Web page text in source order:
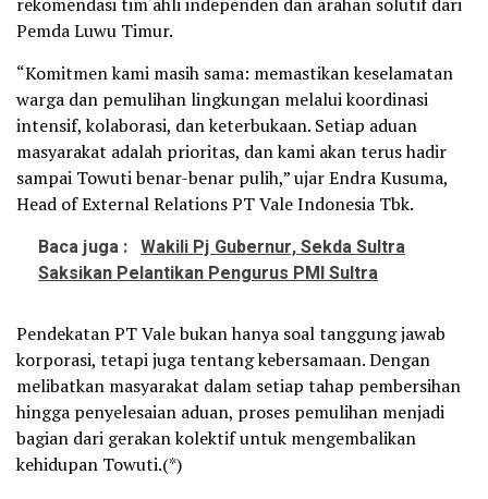
Pemda Luwu Timur.
“Komitmen kami masih sama: memastikan keselamatan
warga dan pemulihan lingkungan melalui koordinasi
intensif, kolaborasi, dan keterbukaan. Setiap aduan
masyarakat adalah prioritas, dan kami akan terus hadir
sampai Towuti benar-benar pulih,” ujar Endra Kusuma,
Head of External Relations PT Vale Indonesia Tbk.
Baca juga : Wakili Pj Gubernur, Sekda Sultra
Saksikan Pelantikan Pengurus PMI Sultra
Pendekatan PT Vale bukan hanya soal tanggung jawab
korporasi, tetapi juga tentang kebersamaan. Dengan
melibatkan masyarakat dalam setiap tahap pembersihan
hingga penyelesaian aduan, proses pemulihan menjadi
bagian dari gerakan kolektif untuk mengembalikan
kehidupan Towuti.(*)